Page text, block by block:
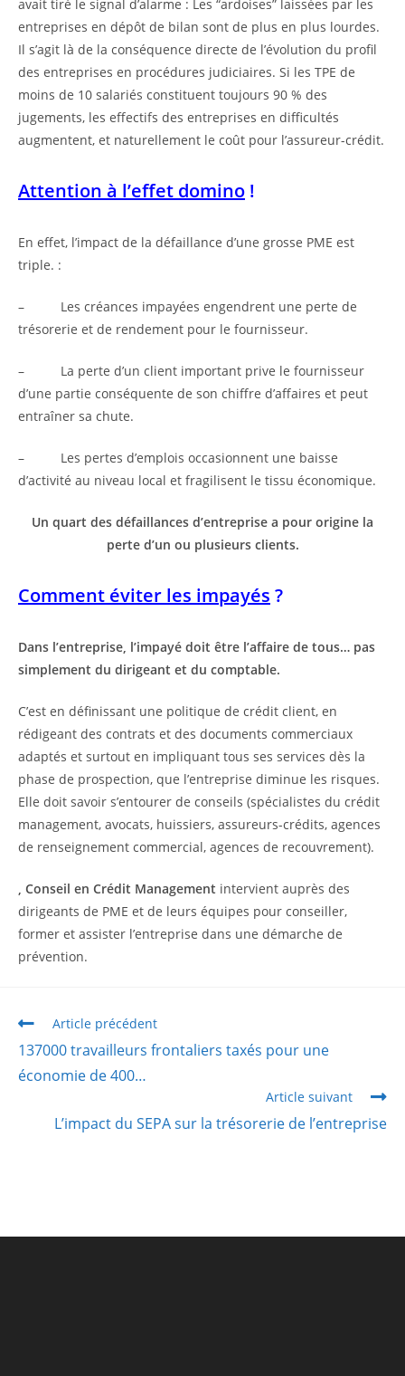
avait tiré le signal d’alarme : Les “ardoises” laissées par les
entreprises en dépôt de bilan sont de plus en plus lourdes.
Il s’agit là de la conséquence directe de l’évolution du profil
des entreprises en procédures judiciaires. Si les TPE de
moins de 10 salariés constituent toujours 90 % des
jugements, les effectifs des entreprises en difficultés
augmentent, et naturellement le coût pour l’assureur-crédit.
Attention à l’effet domino !
En effet, l’impact de la défaillance d’une grosse PME est
triple. :
– Les créances impayées engendrent une perte de
trésorerie et de rendement pour le fournisseur.
– La perte d’un client important prive le fournisseur
d’une partie conséquente de son chiffre d’affaires et peut
entraîner sa chute.
– Les pertes d’emplois occasionnent une baisse
d’activité au niveau local et fragilisent le tissu économique.
Un quart des défaillances d’entreprise a pour origine la
perte d’un ou plusieurs clients.
Comment éviter les impayés ?
Dans l’entreprise, l’impayé doit être l’affaire de tous… pas
simplement du dirigeant et du comptable.
C’est en définissant une politique de crédit client, en
rédigeant des contrats et des documents commerciaux
adaptés et surtout en impliquant tous ses services dès la
phase de prospection, que l’entreprise diminue les risques.
Elle doit savoir s’entourer de conseils (spécialistes du crédit
management, avocats, huissiers, assureurs-crédits, agences
de renseignement commercial, agences de recouvrement).
, Conseil en Crédit Management intervient auprès des
dirigeants de PME et de leurs équipes pour conseiller,
former et assister l’entreprise dans une démarche de
prévention.
Article précédent
137000 travailleurs frontaliers taxés pour une
économie de 400…
Article suivant
L’impact du SEPA sur la trésorerie de l’entreprise